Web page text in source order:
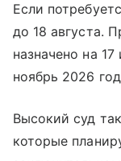
Если
до 18 августа.
назначено на
ноябрь 2026
Высокий суд
которые